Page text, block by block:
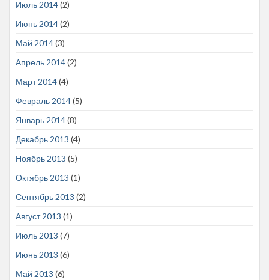
Июль 2014(2)
Июнь 2014(2)
Май 2014(3)
Апрель 2014(2)
Март 2014(4)
Февраль 2014(5)
Январь 2014(8)
Декабрь 2013 (4)
Ноябрь 2013 (5)
Октябрь 2013 (1)
Сентябрь 2013 (2)
Август 2013 (1)
Июль 2013 (7)
Июнь 2013 (6)
Май 2013 (6)